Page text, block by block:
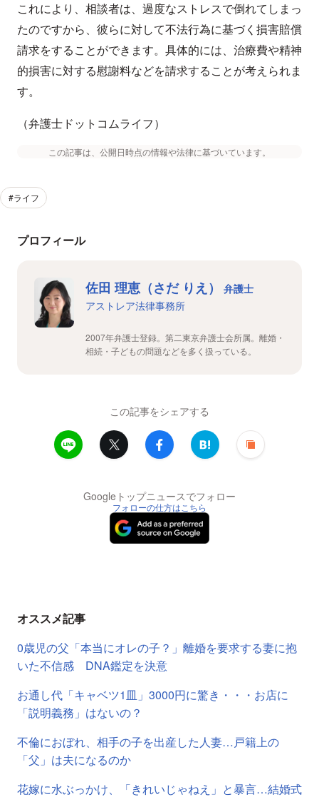
これにより、相談者は、過度なストレスで倒れてしまっ
たのですから、彼らに対して不法行為に基づく損害賠償
請求をすることができます。具体的には、治療費や精神
的損害に対する慰謝料などを請求することが考えられま
す。
（弁護士ドットコムライフ）
この記事は、公開日時点の情報や法律に基づいています。
#ライフ
プロフィール
佐田 理恵（さだ りえ）
弁護士
アストレア法律事務所
2007年弁護士登録。第二東京弁護士会所属。離婚・
相続・子どもの問題などを多く扱っている。
この記事をシェアする
Googleトップニュースでフォロー
フォローの仕方はこちら
オススメ記事
0歳児の父「本当にオレの子？」離婚を要求する妻に抱
いた不信感 DNA鑑定を決意
お通し代「キャベツ1皿」3000円に驚き・・・お店に
「説明義務」はないの？
不倫におぼれ、相手の子を出産した人妻…戸籍上の
「父」は夫になるのか
花嫁に水ぶっかけ、「きれいじゃねえ」と暴言…結婚式